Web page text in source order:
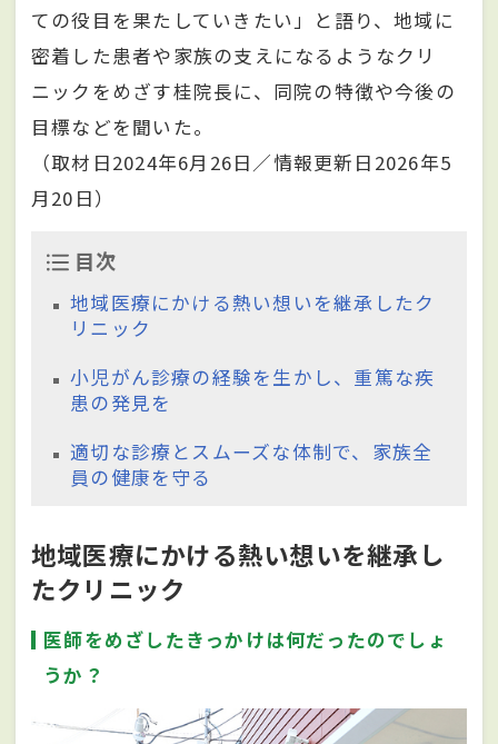
ての役目を果たしていきたい」と語り、地域に
密着した患者や家族の支えになるようなクリ
ニックをめざす桂院長に、同院の特徴や今後の
目標などを聞いた。
（取材日2024年6月26日／情報更新日2026年5
月20日）
目次
地域医療にかける熱い想いを継承したク
リニック
小児がん診療の経験を生かし、重篤な疾
患の発見を
適切な診療とスムーズな体制で、家族全
員の健康を守る
地域医療にかける熱い想いを継承し
たクリニック
医師をめざしたきっかけは何だったのでしょ
うか？